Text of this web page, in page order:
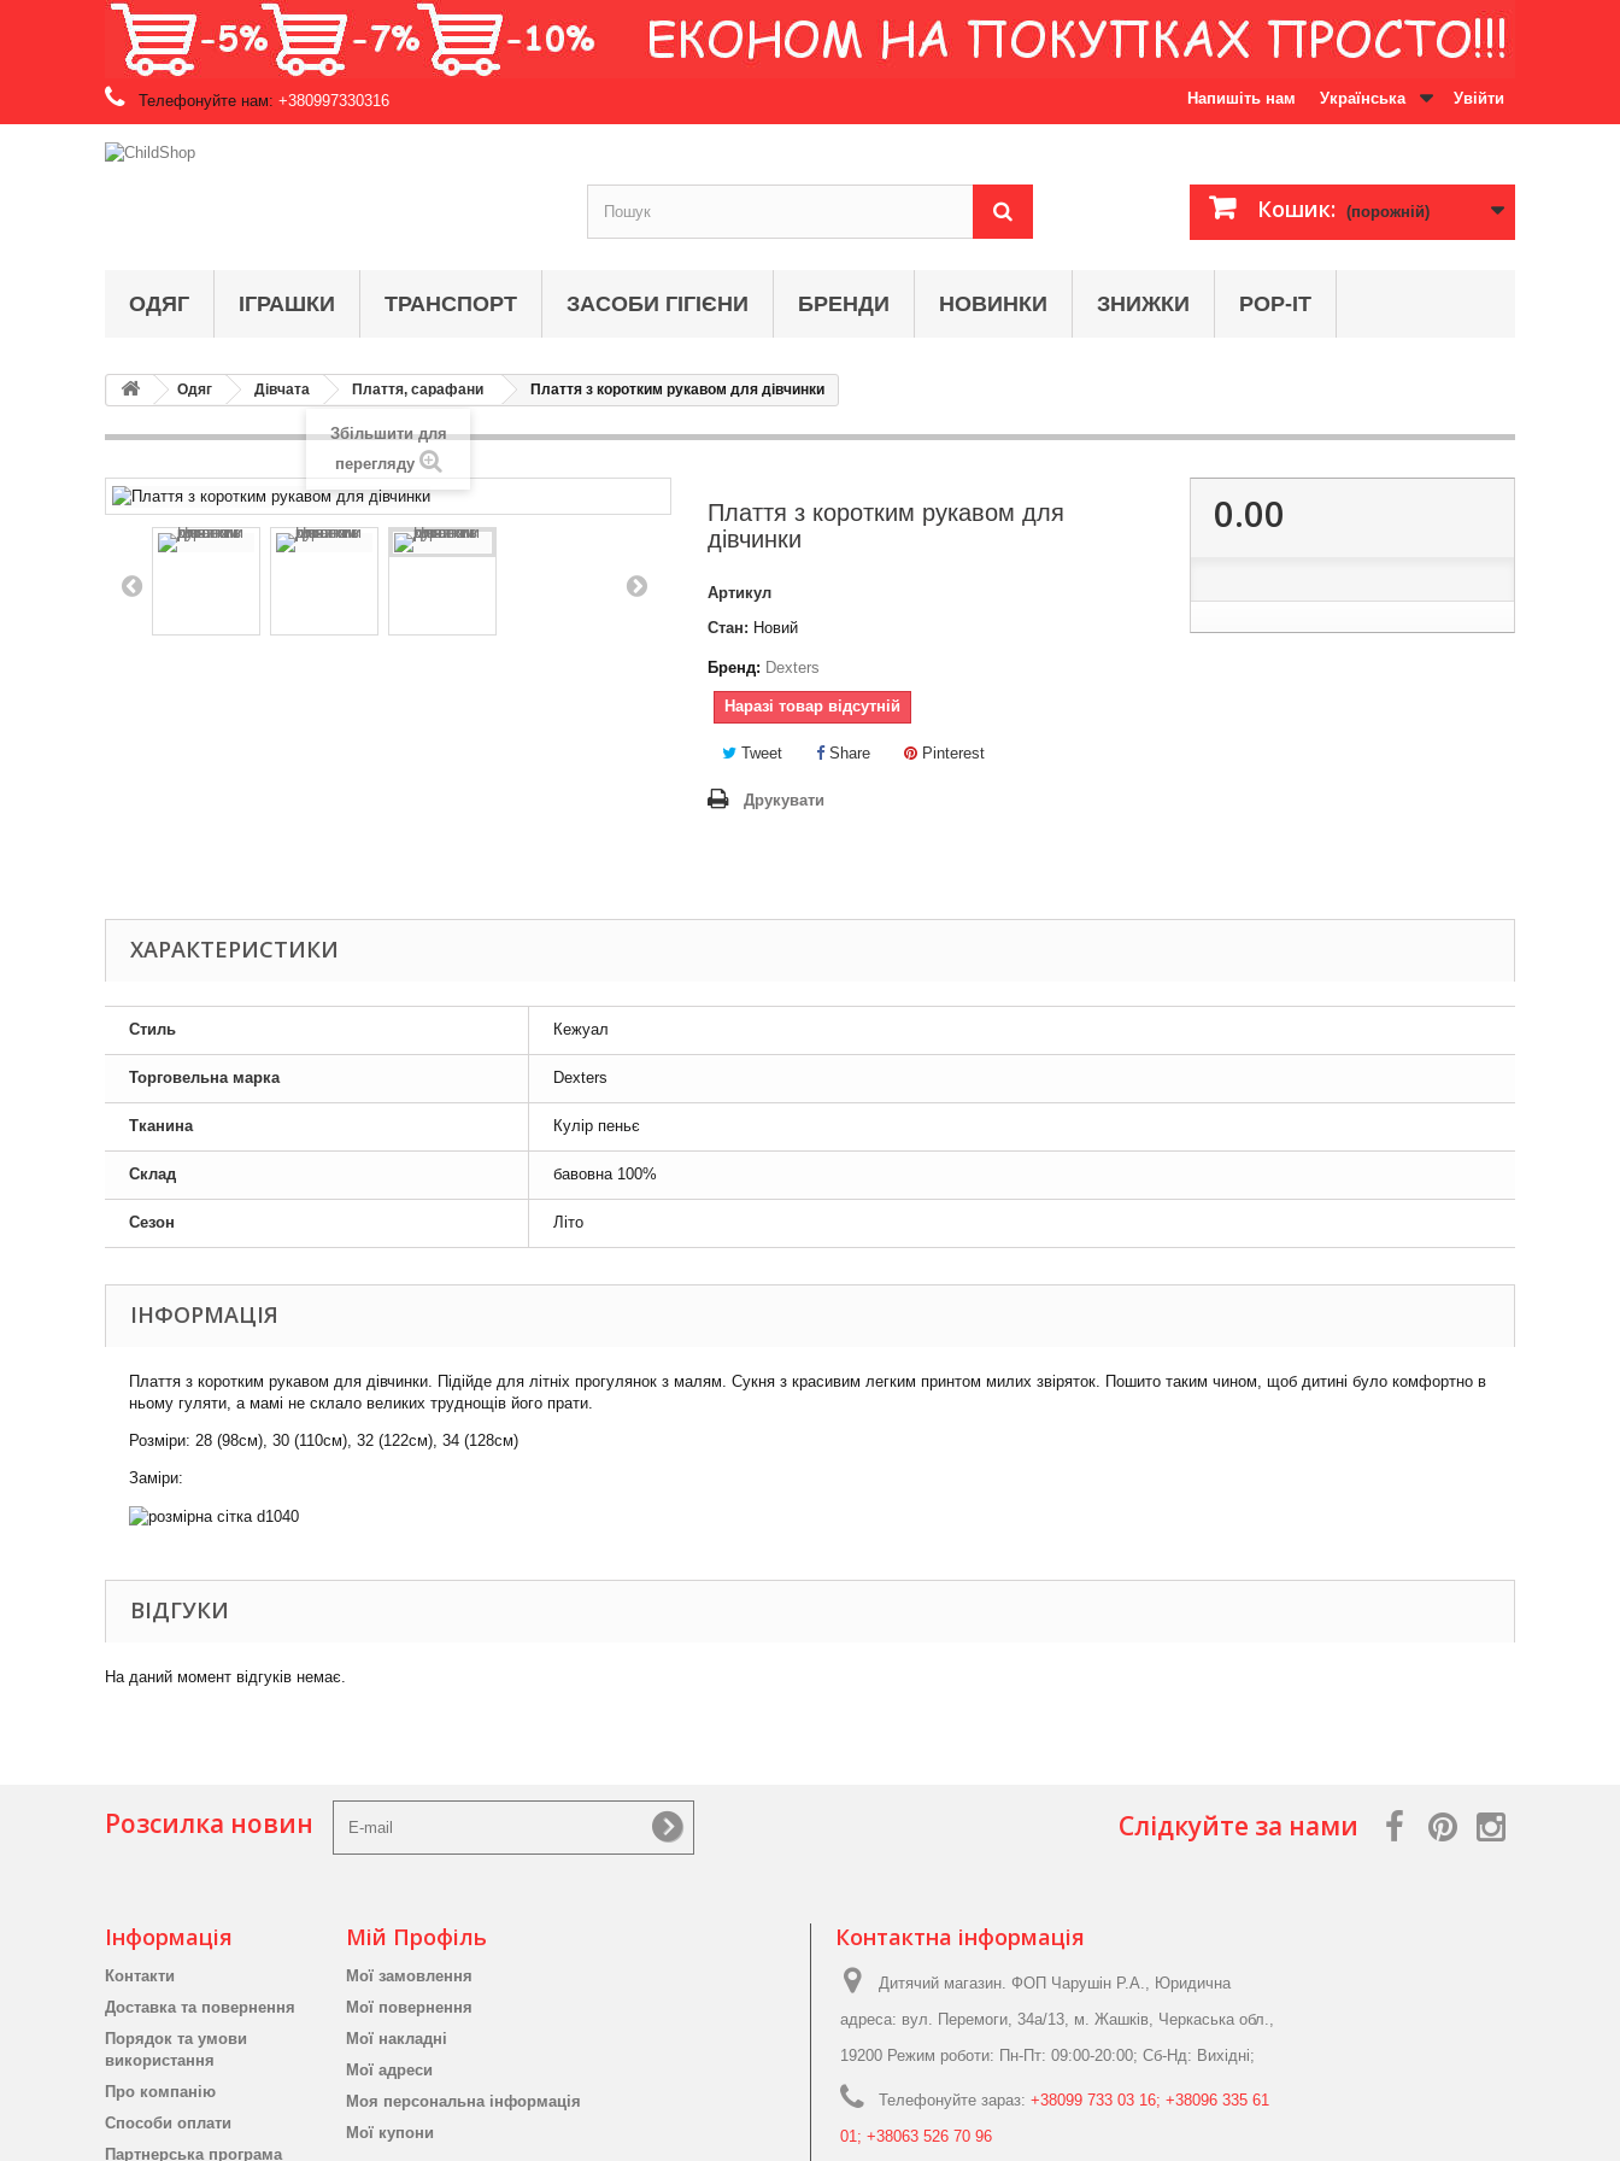
Увійти
Українська
Напишіть нам
Телефонуйте нам: +380997330316
Кошик: (порожній)
ОДЯГ ІГРАШКИ ТРАНСПОРТ ЗАСОБИ ГІГІЄНИ БРЕНДИ НОВИНКИ ЗНИЖКИ POP-IT
Одяг Дівчата Плаття, сарафани Плаття з коротким рукавом для дівчинки
Збільшити для
перегляду
Плаття з коротким рукавом для
дівчинки
Артикул
Стан: Новий
Бренд: Dexters
Наразі товар відсутній
Tweet Share Pinterest
Друкувати
0.00
ХАРАКТЕРИСТИКИ
Стиль Кежуал
Торговельна марка Dexters
Тканина Кулір пеньє
Склад бавовна 100%
Сезон Літо
ІНФОРМАЦІЯ
Плаття з коротким рукавом для дівчинки. Підійде для літніх прогулянок з малям. Сукня з красивим легким принтом милих звіряток. Пошито таким чином, щоб дитині було комфортно в
ньому гуляти, а мамі не склало великих труднощів його прати.
Розміри: 28 (98см), 30 (110см), 32 (122см), 34 (128см)
Заміри:
ВІДГУКИ
На даний момент відгуків немає.
Розсилка новин Слідкуйте за нами
Інформація
Контакти
Доставка та повернення
Порядок та умови
використання
Про компанію
Способи оплати
Партнерська програма
Мій Профіль
Мої замовлення
Мої повернення
Мої накладні
Мої адреси
Моя персональна інформація
Мої купони
Контактна інформація
Дитячий магазин. ФОП Чарушін Р.А., Юридична
адреса: вул. Перемоги, 34а/13, м. Жашків, Черкаська обл.,
19200 Режим роботи: Пн-Пт: 09:00-20:00; Сб-Нд: Вихідні;
Телефонуйте зараз: +38099 733 03 16; +38096 335 61
01; +38063 526 70 96